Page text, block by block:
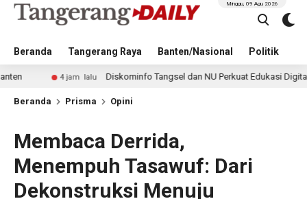
Beranda Tangerang Raya Banten/Nasional Politik
Minggu, 09 Agu 2026
4 jam lalu Diskominfo Tangsel dan NU Perkuat Edukasi Digital untuk
Beranda Prisma Opini
Membaca Derrida,
Menempuh Tasawuf: Dari
Dekonstruksi Menuju